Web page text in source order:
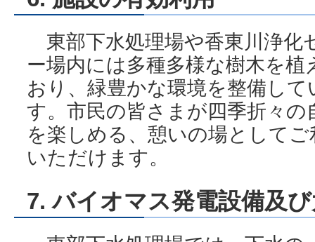
東部下水処理場や香東川浄化
ー場内には多種多様な樹木を植
おり、緑豊かな環境を整備して
す。市民の皆さまが四季折々の
を楽しめる、憩いの場としてご
いただけます。
7. バイオマス発電設備及